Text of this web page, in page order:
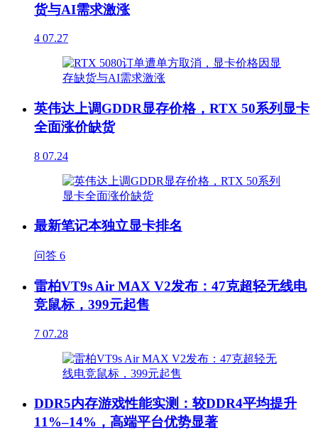
货与AI需求激涨
4 07.27
英伟达上调GDDR显存价格，RTX 50系列显卡
全面涨价缺货
8 07.24
最新笔记本独立显卡排名
问答 6
雷柏VT9s Air MAX V2发布：47克超轻无线电
竞鼠标，399元起售
7 07.28
DDR5内存游戏性能实测：较DDR4平均提升
11%–14%，高端平台优势显著